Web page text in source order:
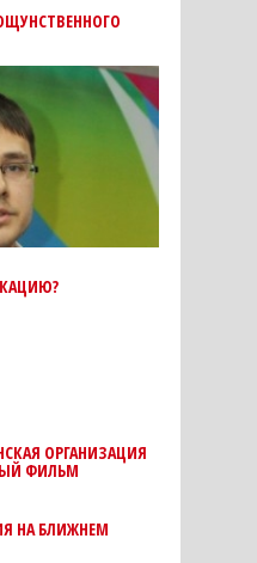
ОРГАНИЗАЦИЯ
ФИЛЬМ
НА БЛИЖНЕМ